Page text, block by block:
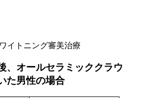
イトニング審美治療
、オールセラミッククラウ
た男性の場合